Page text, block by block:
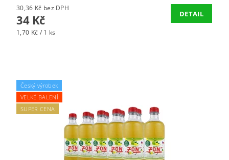
30,36 Kč bez DPH
34 Kč
1,70 Kč / 1 ks
DETAIL
Český výrobek
VELKÉ BALENÍ
SUPER CENA